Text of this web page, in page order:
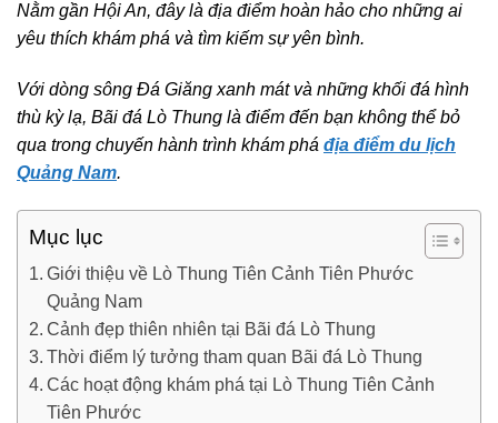
Nằm gần Hội An, đây là địa điểm hoàn hảo cho những ai
yêu thích khám phá và tìm kiếm sự yên bình.
Với dòng sông Đá Giăng xanh mát và những khối đá hình
thù kỳ lạ, Bãi đá Lò Thung là điểm đến bạn không thể bỏ
qua trong chuyến hành trình khám phá địa điểm du lịch
Quảng Nam.
Mục lục
Giới thiệu về Lò Thung Tiên Cảnh Tiên Phước
Quảng Nam
Cảnh đẹp thiên nhiên tại Bãi đá Lò Thung
Thời điểm lý tưởng tham quan Bãi đá Lò Thung
Các hoạt động khám phá tại Lò Thung Tiên Cảnh
Tiên Phước